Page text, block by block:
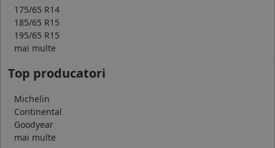
175/65 R14
185/65 R15
195/65 R15
mai multe
Top producatori
Michelin
Continental
Goodyear
mai multe